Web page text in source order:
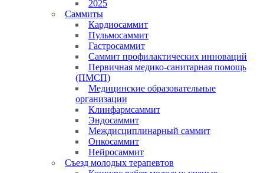
2025
Саммиты
Кардиосаммит
Пульмосаммит
Гастросаммит
Саммит профилактических инноваций
Первичная медико-санитарная помощь
(ПМСП)
Медицинские образовательные
организации
Клинфармсаммит
Эндосаммит
Междисциплинарный саммит
Онкосаммит
Нейросаммит
Съезд молодых терапевтов